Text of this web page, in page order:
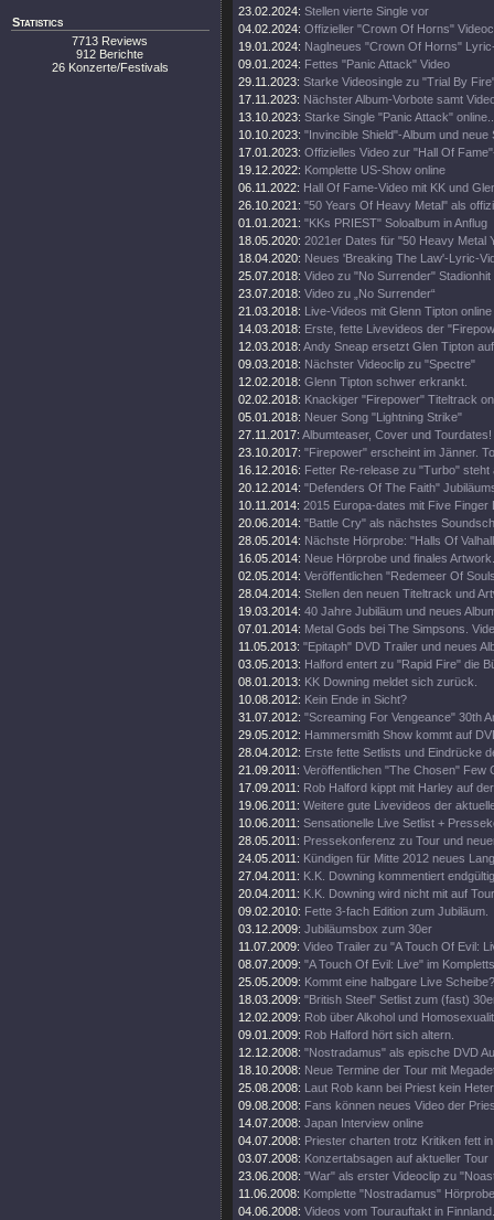
Statistics
7713 Reviews
912 Berichte
26 Konzerte/Festivals
23.02.2024: Stellen vierte Single vor
04.02.2024: Offizieller "Crown Of Horns"
19.01.2024: Naglneues "Crown Of Horns"
09.01.2024: Fettes "Panic Attack" Video
29.11.2023: Starke Videosingle zu "Trial By
17.11.2023: Nächster Album-Vorbote samt
13.10.2023: Starke Single "Panic Attack"
10.10.2023: "Invincible Shield"-Album und neue
17.01.2023: Offizielles Video zur "Hall Of
19.12.2022: Komplette US-Show online
06.11.2022: Hall Of Fame-Video mit KK und
26.10.2021: "50 Years Of Heavy Metal" als
01.01.2021: "KKs PRIEST" Soloalbum in Anflug
18.05.2020: 2021er Dates für "50 Heavy Metal
18.04.2020: Neues 'Breaking The Law'-Lyric-
25.07.2018: Video zu "No Surrender" Stadionhit
23.07.2018: Video zu „No Surrender“
21.03.2018: Live-Videos mit Glenn Tipton online
14.03.2018: Erste, fette Livevideos der
12.03.2018: Andy Sneap ersetzt Glen Tipton
09.03.2018: Nächster Videoclip zu "Spectre"
12.02.2018: Glenn Tipton schwer erkrankt.
02.02.2018: Knackiger "Firepower" Titeltrack
05.01.2018: Neuer Song "Lightning Strike"
27.11.2017: Albumteaser, Cover und Tourdates!
23.10.2017: "Firepower" erscheint im Jänner.
16.12.2016: Fetter Re-release zu "Turbo" steht
20.12.2014: "Defenders Of The Faith"
10.11.2014: 2015 Europa-dates mit Five Finger
20.06.2014: "Battle Cry" als nächstes
28.05.2014: Nächste Hörprobe: "Halls Of
16.05.2014: Neue Hörprobe und finales Artwork.
02.05.2014: Veröffentlichen "Redemeer Of
28.04.2014: Stellen den neuen Titeltrack und
19.03.2014: 40 Jahre Jubiläum und neues
07.01.2014: Metal Gods bei The Simpsons.
11.05.2013: "Epitaph" DVD Trailer und neues
03.05.2013: Halford entert zu "Rapid Fire" die
08.01.2013: KK Downing meldet sich zurück.
10.08.2012: Kein Ende in Sicht?
31.07.2012: "Screaming For Vengeance" 30th
29.05.2012: Hammersmith Show kommt auf
28.04.2012: Erste fette Setlists und Eindrücke
21.09.2011: Veröffentlichen "The Chosen" Few
17.09.2011: Rob Halford kippt mit Harley auf
19.06.2011: Weitere gute Livevideos der
10.06.2011: Sensationelle Live Setlist +
28.05.2011: Pressekonferenz zu Tour und
24.05.2011: Kündigen für Mitte 2012 neues
27.04.2011: K.K. Downing kommentiert
20.04.2011: K.K. Downing wird nicht mit auf
09.02.2010: Fette 3-fach Edition zum Jubiläum.
03.12.2009: Jubiläumsbox zum 30er
11.07.2009: Video Trailer zu "A Touch Of Evil:
08.07.2009: "A Touch Of Evil: Live" im
25.05.2009: Kommt eine halbgare Live Scheibe?
18.03.2009: "British Steel" Setlist zum (fast)
12.02.2009: Rob über Alkohol und
09.01.2009: Rob Halford hört sich altern.
12.12.2008: "Nostradamus" als epische DVD
18.10.2008: Neue Termine der Tour mit
25.08.2008: Laut Rob kann bei Priest kein
09.08.2008: Fans können neues Video der
14.07.2008: Japan Interview online
04.07.2008: Priester charten trotz Kritiken fett
03.07.2008: Konzertabsagen auf aktueller Tour
23.06.2008: "War" als erster Videoclip zu
11.06.2008: Komplette "Nostradamus"
04.06.2008: Videos vom Tourauftakt in Finnland.